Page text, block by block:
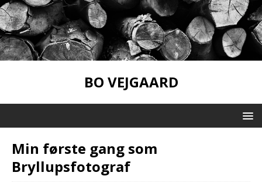
BO VEJGAARD
Min første gang som
Bryllupsfotograf